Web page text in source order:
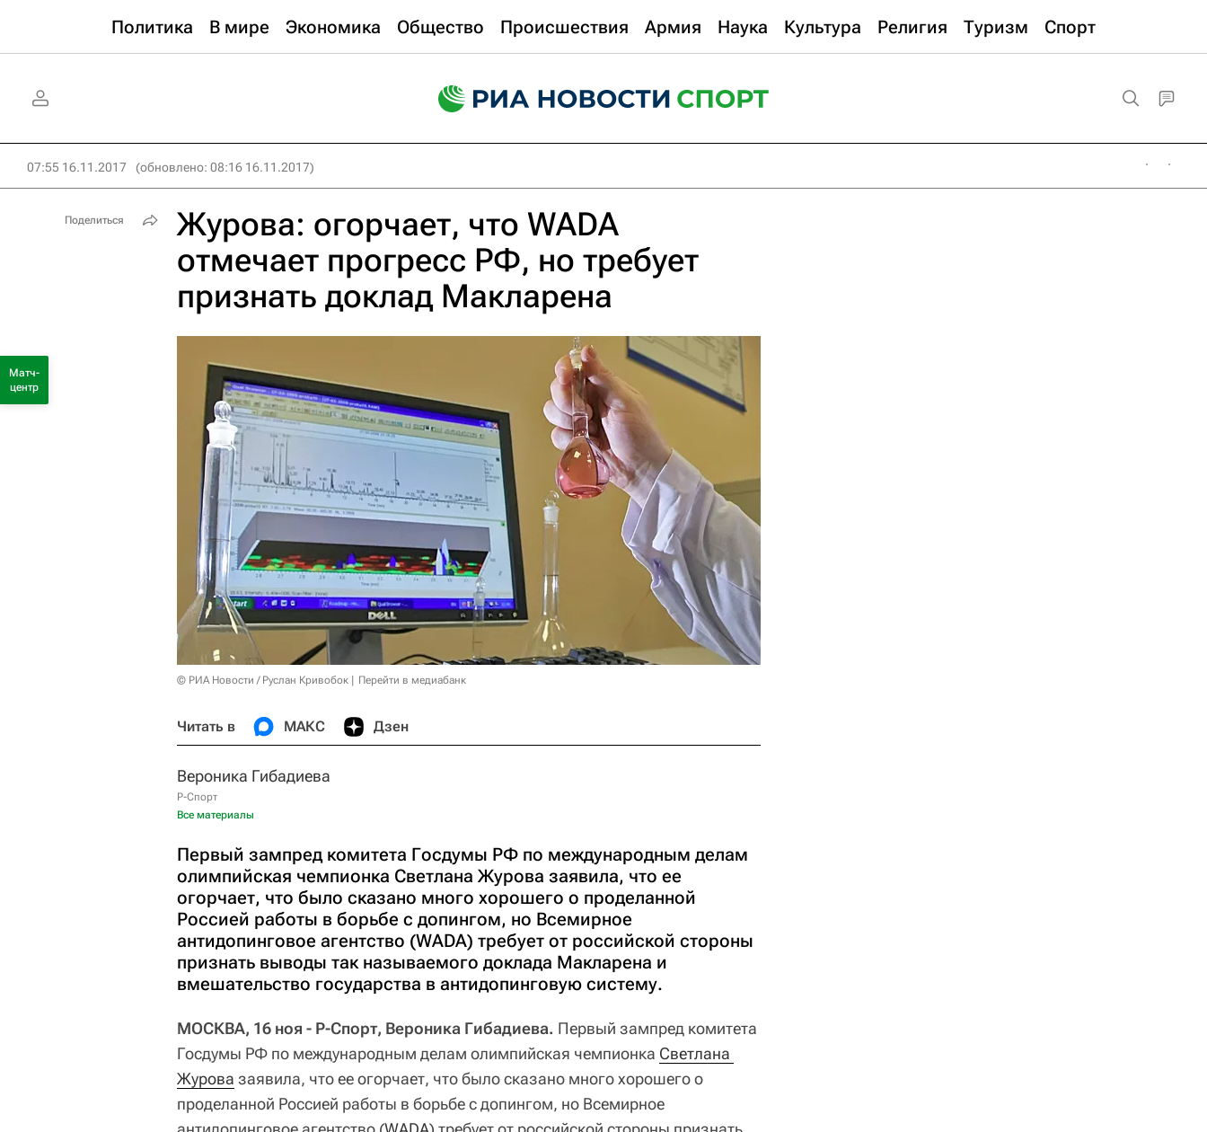
Политика В мире Экономика Общество Происшествия Армия Наука Культура Религия Туризм Спорт
07:55 16.11.2017 (обновлено: 08:16 16.11.2017)
Журова: огорчает, что WADA
отмечает прогресс РФ, но требует
признать доклад Макларена
© РИА Новости / Руслан Кривобок Перейти в медиабанк
Читать в МАКС Дзен
Вероника Гибадиева
Р-Спорт
Все материалы
Первый зампред комитета Госдумы РФ по международным делам
олимпийская чемпионка Светлана Журова заявила, что ее
огорчает, что было сказано много хорошего о проделанной
Россией работы в борьбе с допингом, но Всемирное
антидопинговое агентство (WADA) требует от российской стороны
признать выводы так называемого доклада Макларена и
вмешательство государства в антидопинговую систему.
МОСКВА, 16 ноя - Р-Спорт, Вероника Гибадиева. Первый зампред комитета
Госдумы РФ по международным делам олимпийская чемпионка Светлана
Журова заявила, что ее огорчает, что было сказано много хорошего о
проделанной Россией работы в борьбе с допингом, но Всемирное
Поделиться
Матч-
центр